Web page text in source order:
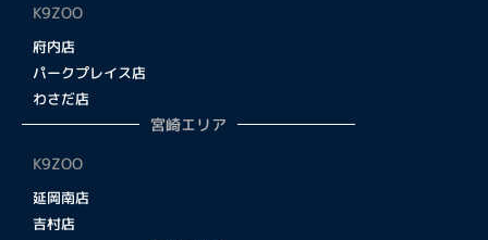
K9ZOO
府内店
パークプレイス店
わさだ店
宮崎エリア
K9ZOO
延岡南店
吉村店